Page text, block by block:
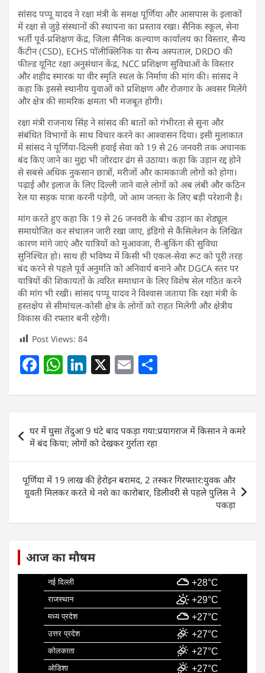
सांसद पप्पू यादव ने रक्षा मंत्री के समक्ष पूर्णिया और आसपास के इलाकों
में रक्षा से जुड़े संस्थानों की स्थापना का प्रस्ताव रखा। सैनिक स्कूल, सेना
भर्ती पूर्व-प्रशिक्षण केंद्र, जिला सैनिक कल्याण कार्यालय का विस्तार, सैन्य
कैंटीन (CSD), ECHS पॉलीक्लिनिक या सैन्य अस्पताल, DRDO की
फील्ड यूनिट रक्षा अनुसंधान केंद्र, NCC प्रशिक्षण सुविधाओं के विस्तार
और शहीद स्मारक या वीर स्मृति स्थल के निर्माण की मांग की। सांसद ने
कहा कि इससे स्थानीय युवाओं को प्रशिक्षण और रोजगार के अवसर मिलेंगे
और क्षेत्र की सामरिक क्षमता भी मजबूत होगी।
रक्षा मंत्री राजनाथ सिंह ने सांसद की बातों को गंभीरता से सुना और
संबंधित विभागों के साथ विचार करने का आश्वासन दिया। इसी मुलाकात
में सांसद ने पूर्णिया-दिल्ली हवाई सेवा को 19 से 26 जनवरी तक अचानक
बंद किए जाने का मुद्दा भी जोरदार ढंग से उठाया। कहा कि उड़ान रद्द होने
से सबसे अधिक नुकसान छात्रों, मरीजों और कामकाजी लोगों को होगा।
पढ़ाई और इलाज के लिए दिल्ली जाने वाले लोगों को अब लंबी और कठिन
रेल या सड़क यात्रा करनी पड़ेगी, जो आम जनता के लिए बड़ी परेशानी है।
मांग करते हुए कहा कि 19 से 26 जनवरी के बीच उड़ान का शेड्यूल
समायोजित कर संचालन जारी रखा जाए, इंडिगो से कैंसिलेशन के लिखित
कारण मांगे जाएं और यात्रियों को मुआवजा, री-बुकिंग की सुविधा
सुनिश्चित हो। साथ ही भविष्य में किसी भी एकल-सेवा रूट को पूरी तरह
बंद करने से पहले पूर्व अनुमति को अनिवार्य बनाने और DGCA स्तर पर
यात्रियों की शिकायतों के त्वरित समाधान के लिए विशेष सेल गठित करने
की मांग भी रखी। सांसद पप्पू यादव ने विश्वास जताया कि रक्षा मंत्री के
हस्तक्षेप से सीमांचल-कोसी क्षेत्र के लोगों को राहत मिलेगी और क्षेत्रीय
विकास की रफ्तार बनी रहेगी।
Post Views: 84
F
c
e
b
o
o
k
W
at
s
A
p
p
Li
k
e
dI
n
X E
ai
l
ar
e
navigation
घर में घुसा तेंदुआ 9 घंटे बाद पकड़ा गया:प्रयागराज में किसान ने कमरे
में बंद किया; लोगों को देखकर गुर्राता रहा
पूर्णिया में 19 लाख की हेरोइन बरामद, 2 तस्कर गिरफ्तार:युवक और
युवती मिलकर करते थे नशे का कारोबार, डिलीवरी से पहले पुलिस ने
पकड़ा
आज का मौषम
नई दिल्ली +28°C
राजस्थान +29°C
मध्य प्रदेश +27°C
उत्तर प्रदेश +27°C
कोलकाता +27°C
ओडिशा +27°C